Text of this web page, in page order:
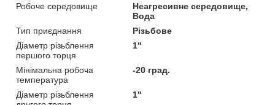
Робоче середовище
Неагресивне середовище,
Вода
Тип приєднання
Різьбове
Діаметр різьблення
першого торця
1"
Мінімальна робоча
температура
-20 град.
Діаметр різьблення
1"